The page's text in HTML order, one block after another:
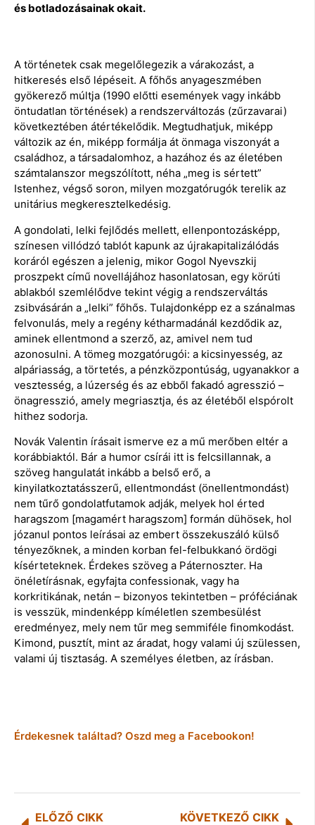
és botladozásainak okait.
A történetek csak megelőlegezik a várakozást, a
hitkeresés első lépéseit. A főhős anyageszmében
gyökerező múltja (1990 előtti események vagy inkább
öntudatlan történések) a rendszerváltozás (zűrzavarai)
következtében átértékelődik. Megtudhatjuk, miképp
változik az én, miképp formálja át önmaga viszonyát a
családhoz, a társadalomhoz, a hazához és az életében
számtalanszor megszólított, néha „meg is sértett”
Istenhez, végső soron, milyen mozgatórugók terelik az
unitárius megkeresztelkedésig.
A gondolati, lelki fejlődés mellett, ellenpontozásképp,
színesen villódzó tablót kapunk az újrakapitalizálódás
koráról egészen a jelenig, mikor Gogol Nyevszkij
proszpekt című novellájához hasonlatosan, egy körúti
ablakból szemlélődve tekint végig a rendszerváltás
zsibvásárán a „lelki” főhős. Tulajdonképp ez a szánalmas
felvonulás, mely a regény kétharmadánál kezdődik az,
aminek ellentmond a szerző, az, amivel nem tud
azonosulni. A tömeg mozgatórugói: a kicsinyesség, az
alpáriasság, a törtetés, a pénzközpontúság, ugyanakkor a
vesztesség, a lúzerség és az ebből fakadó agresszió –
önagresszió, amely megriasztja, és az életéből elspórolt
hithez sodorja.
Novák Valentin írásait ismerve ez a mű merőben eltér a
korábbiaktól. Bár a humor csírái itt is felcsillannak, a
szöveg hangulatát inkább a belső erő, a
kinyilatkoztatásszerű, ellentmondást (önellentmondást)
nem tűrő gondolatfutamok adják, melyek hol érted
haragszom [magamért haragszom] formán dühösek, hol
józanul pontos leírásai az embert összekuszáló külső
tényezőknek, a minden korban fel-felbukkanó ördögi
kísérteteknek. Érdekes szöveg a Páternoszter. Ha
önéletírásnak, egyfajta confessionak, vagy ha
korkritikának, netán – bizonyos tekintetben – próféciának
is vesszük, mindenképp kíméletlen szembesülést
eredményez, mely nem tűr meg semmiféle finomkodást.
Kimond, pusztít, mint az áradat, hogy valami új szülessen,
valami új tisztaság. A személyes életben, az írásban.
Érdekesnek találtad? Oszd meg a Facebookon!
ELŐZŐ CIKK KÖVETKEZŐ CIKK